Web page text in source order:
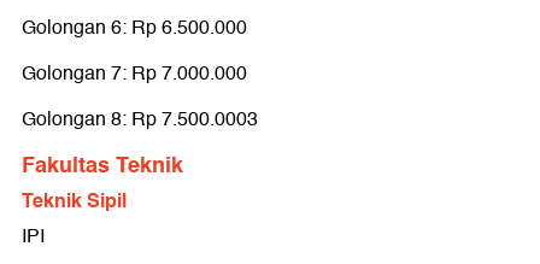
Golongan 6: Rp 6.500.000
Golongan 7: Rp 7.000.000
Golongan 8: Rp 7.500.0003
Fakultas Teknik
Teknik Sipil
IPI